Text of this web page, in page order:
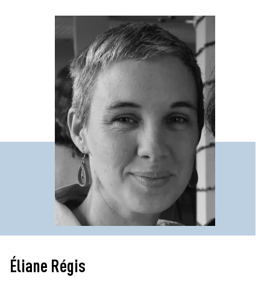
Éliane Régis